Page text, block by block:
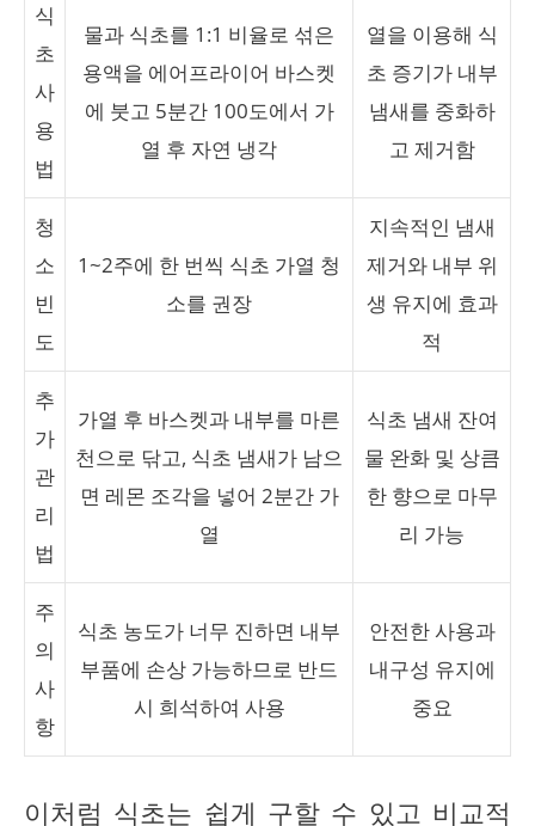
식
초
사
용
법
물과 식초를 1:1 비율로 섞은
용액을 에어프라이어 바스켓
에 붓고 5분간 100도에서 가
열 후 자연 냉각
열을 이용해 식
초 증기가 내부
냄새를 중화하
고 제거함
청
소
빈
도
1~2주에 한 번씩 식초 가열 청
소를 권장
지속적인 냄새
제거와 내부 위
생 유지에 효과
적
추
가
관
리
법
가열 후 바스켓과 내부를 마른
천으로 닦고, 식초 냄새가 남으
면 레몬 조각을 넣어 2분간 가
열
식초 냄새 잔여
물 완화 및 상큼
한 향으로 마무
리 가능
주
의
사
항
식초 농도가 너무 진하면 내부
부품에 손상 가능하므로 반드
시 희석하여 사용
안전한 사용과
내구성 유지에
중요
이처럼 식초는 쉽게 구할 수 있고 비교적